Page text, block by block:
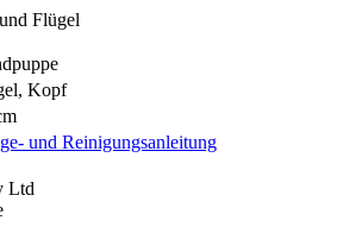
Flügel
Kopf
und Reinigungsanleitung
Ltd